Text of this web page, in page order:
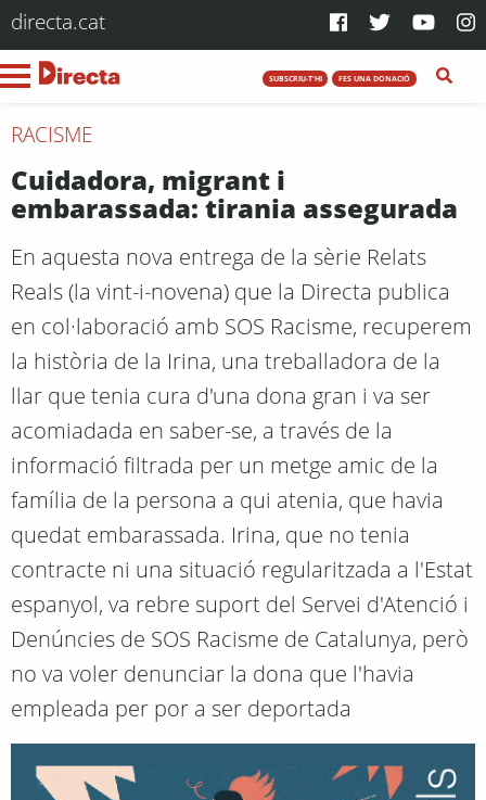
directa.cat
SUBSCRIU-T'HI FES UNA DONACIÓ
RACISME
Cuidadora, migrant i
embarassada: tirania assegurada
En aquesta nova entrega de la sèrie Relats
Reals (la vint-i-novena) que la Directa publica
en col·laboració amb SOS Racisme, recuperem
la història de la Irina, una treballadora de la
llar que tenia cura d'una dona gran i va ser
acomiadada en saber-se, a través de la
informació filtrada per un metge amic de la
família de la persona a qui atenia, que havia
quedat embarassada. Irina, que no tenia
contracte ni una situació regularitzada a l'Estat
espanyol, va rebre suport del Servei d'Atenció i
Denúncies de SOS Racisme de Catalunya, però
no va voler denunciar la dona que l'havia
empleada per por a ser deportada